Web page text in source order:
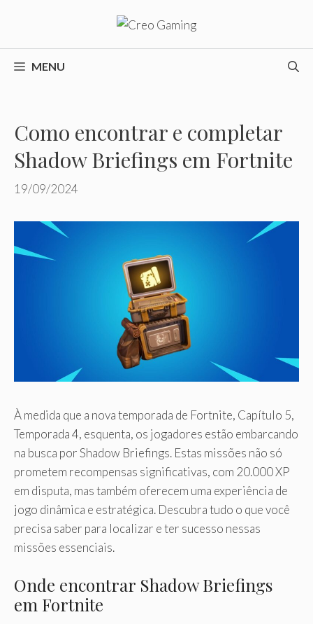
o
conteúdoMENU
Como encontrar e completar
Shadow Briefings em Fortnite
19/09/2024
À medida que a nova temporada de Fortnite, Capítulo 5,
Temporada 4, esquenta, os jogadores estão embarcando
na busca por Shadow Briefings. Estas missões não só
prometem recompensas significativas, com 20.000 XP
em disputa, mas também oferecem uma experiência de
jogo dinâmica e estratégica. Descubra tudo o que você
precisa saber para localizar e ter sucesso nessas
missões essenciais.
Onde encontrar Shadow Briefings
em Fortnite